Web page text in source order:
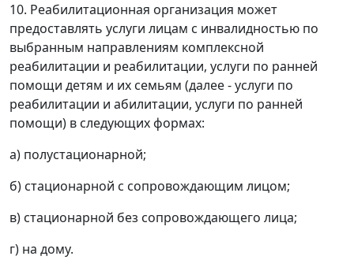
10. Реабилитационная организация может
предоставлять услуги лицам с инвалидностью по
выбранным направлениям комплексной
реабилитации и реабилитации, услуги по ранней
помощи детям и их семьям (далее - услуги по
реабилитации и абилитации, услуги по ранней
помощи) в следующих формах:
а) полустационарной;
б) стационарной с сопровождающим лицом;
в) стационарной без сопровождающего лица;
г) на дому.